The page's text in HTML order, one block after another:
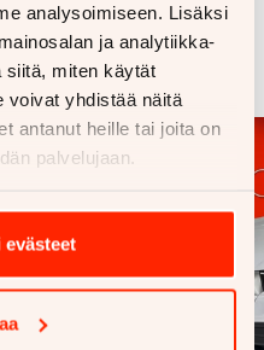
analysoimiseen. Lisäksi
ja analytiikka-
siitä, miten käytät
voivat yhdistää näitä
antanut heille tai joita on
palvelujaan.
evästeet